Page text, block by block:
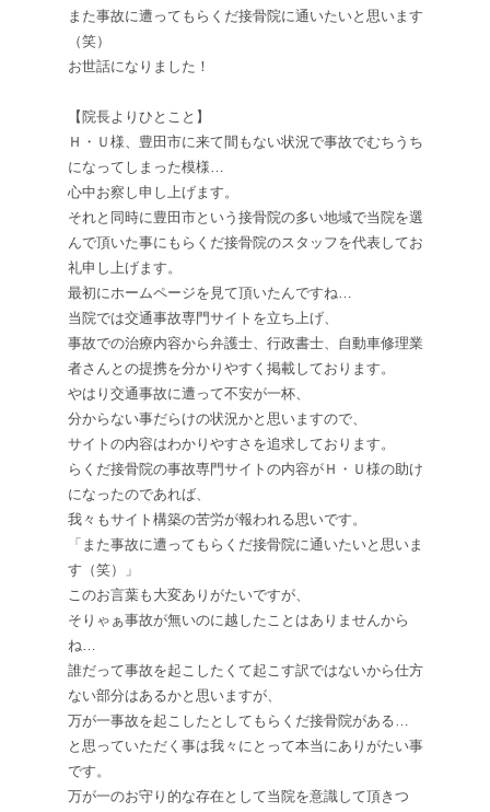
また事故に遭ってもらくだ接骨院に通いたいと思います
（笑）
お世話になりました！
【院長よりひとこと】
Ｈ・Ｕ様、豊田市に来て間もない状況で事故でむちうち
になってしまった模様…
心中お察し申し上げます。
それと同時に豊田市という接骨院の多い地域で当院を選
んで頂いた事にもらくだ接骨院のスタッフを代表してお
礼申し上げます。
最初にホームページを見て頂いたんですね…
当院では交通事故専門サイトを立ち上げ、
事故での治療内容から弁護士、行政書士、自動車修理業
者さんとの提携を分かりやすく掲載しております。
やはり交通事故に遭って不安が一杯、
分からない事だらけの状況かと思いますので、
サイトの内容はわかりやすさを追求しております。
らくだ接骨院の事故専門サイトの内容がＨ・Ｕ様の助け
になったのであれば、
我々もサイト構築の苦労が報われる思いです。
「また事故に遭ってもらくだ接骨院に通いたいと思いま
す（笑）」
このお言葉も大変ありがたいですが、
そりゃぁ事故が無いのに越したことはありませんから
ね…
誰だって事故を起こしたくて起こす訳ではないから仕方
ない部分はあるかと思いますが、
万が一事故を起こしたとしてもらくだ接骨院がある…
と思っていただく事は我々にとって本当にありがたい事
です。
万が一のお守り的な存在として当院を意識して頂きつ